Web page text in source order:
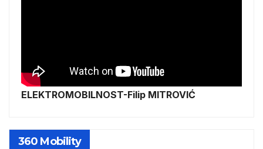
ELEKTROMOBILNOST-Filip MITROVIĆ
360 Mobility